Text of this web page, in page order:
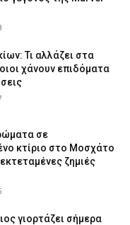
νεκρός στο
– Είχε προσαχθεί στο
Τι αλλάζει στα
χάνουν επιδόματα
σε
κτίριο στο Μοσχάτο
ζημιές
γιορτάζει σήμερα